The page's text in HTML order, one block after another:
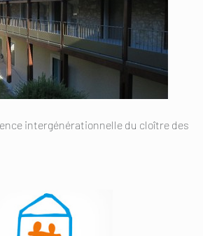
intergénérationnelle du cloître des